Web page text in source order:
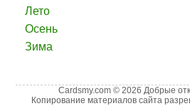
Лето
Осень
Зима
Cardsmy.com © 2026 Добрые
Копирование материалов сайта